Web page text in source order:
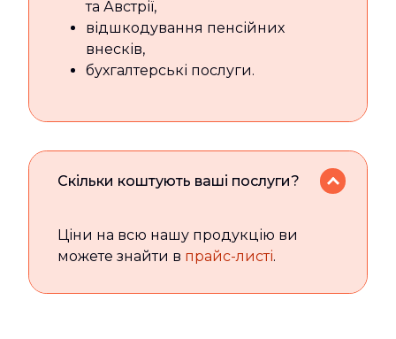
та Австрії,
відшкодування пенсійних
внесків,
бухгалтерські послуги.
Скільки коштують ваші послуги?
Ціни на всю нашу продукцію ви
можете знайти в прайс-листі.